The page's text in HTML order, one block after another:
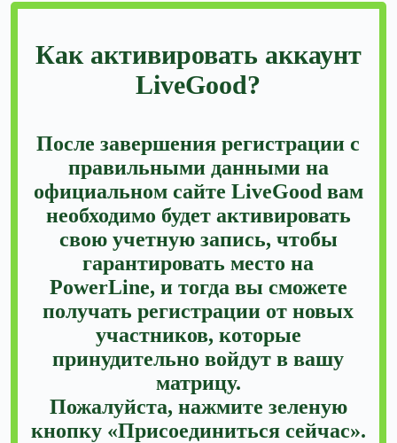
Как активировать аккаунт
LiveGood?
После завершения регистрации с
правильными данными на
официальном сайте LiveGood вам
необходимо будет активировать
свою учетную запись, чтобы
гарантировать место на
PowerLine, и тогда вы сможете
получать регистрации от новых
участников, которые
принудительно войдут в вашу
матрицу.
Пожалуйста, нажмите зеленую
кнопку «Присоединиться сейчас».